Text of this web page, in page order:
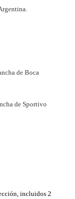
de Boca
de Sportivo
incluidos 2